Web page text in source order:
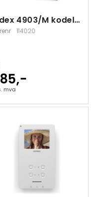
Videx 4903/M kodelås 3 koder
114020
mva